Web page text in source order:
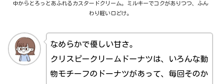
中からとろっとあふれるカスタードクリーム。ミルキーでコクがありつつ、ふん
わり軽い口どけ。
なめらかで優しい甘さ。
クリスピークリームドーナツは、いろんな動
物モチーフのドーナツがあって、毎回そのか